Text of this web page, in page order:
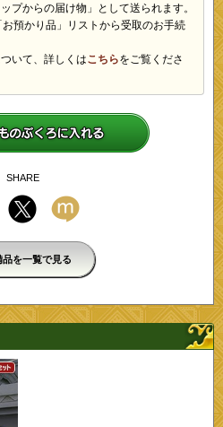
プからの届け物」として送られます。
預かり品」リストから受取のお手続
いて、詳しくはこちらをご覧くださ
SHARE
品を一覧で見る